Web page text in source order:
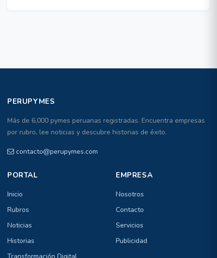
PERUPYMES
Más de 6,000 pymes peruanas registradas. Encuentra empresas
por rubro, lee noticias y descubre historias de éxito.
contacto@perupymes.com
PORTAL
Inicio
Rubros
Noticias
Historias
EMPRESA
Nosotros
Contacto
Servicios
Publicidad